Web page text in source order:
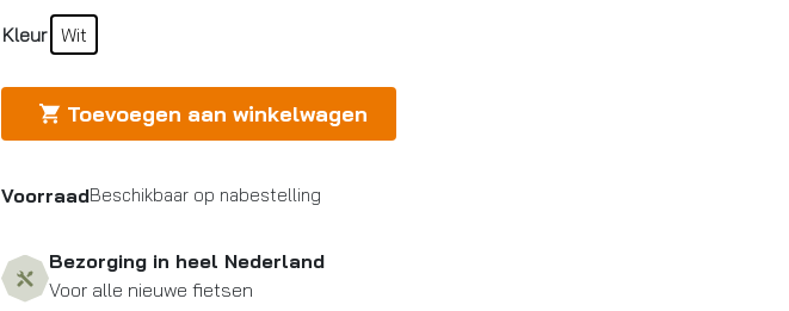
Kleur Wit
Toevoegen aan winkelwagen
VoorraadBeschikbaar op nabestelling
Bezorging in heel Nederland
Voor alle nieuwe fietsen